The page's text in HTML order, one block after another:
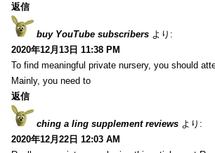
返信
buy YouTube subscribers より:
2020年12月13日 11:38 PM
To find meaningful private nursery, you should
Mainly, you need to
返信
ching a ling supplement reviews より:
2020年12月22日 12:03 AM